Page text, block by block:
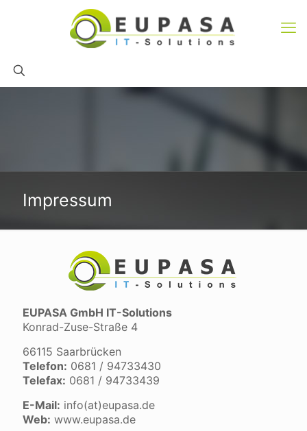
Impressum
EUPASA GmbH IT-Solutions
Konrad-Zuse-Straße 4
66115 Saarbrücken
Telefon: 0681 / 94733430
Telefax: 0681 / 94733439
E-Mail: info(at)eupasa.de
Web: www.eupasa.de